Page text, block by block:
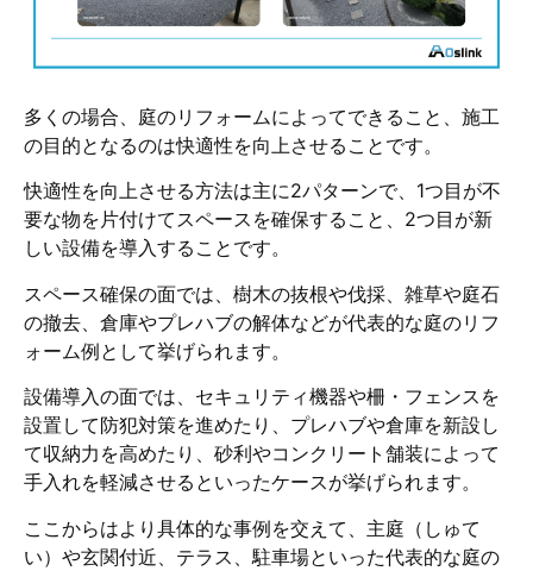
多くの場合、庭のリフォームによってできること、施工
の目的となるのは快適性を向上させることです。
快適性を向上させる方法は主に2パターンで、1つ目が不
要な物を片付けてスペースを確保すること、2つ目が新
しい設備を導入することです。
スペース確保の面では、樹木の抜根や伐採、雑草や庭石
の撤去、倉庫やプレハブの解体などが代表的な庭のリフ
ォーム例として挙げられます。
設備導入の面では、セキュリティ機器や柵・フェンスを
設置して防犯対策を進めたり、プレハブや倉庫を新設し
て収納力を高めたり、砂利やコンクリート舗装によって
手入れを軽減させるといったケースが挙げられます。
ここからはより具体的な事例を交えて、主庭（しゅて
い）や玄関付近、テラス、駐車場といった代表的な庭の